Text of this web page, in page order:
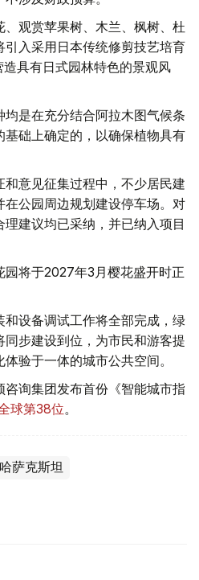
观赏苹果树、木兰、枫树、杜
入采用日本传统修剪技艺培育
具有日式园林特色的景观风
是在充分结合阿拉木图气候条
础上确定的，以确保植物具有
意见征集过程中，不少居民建
公园周边规划建设停车场。对
建议均已采纳，并已纳入项目
将于2027年3月樱花盛开时正
设备调试工作将全部完成，绿
步建设到位，为市民和游客提
验于一体的城市公共空间。
询集团发布首份《智能城市指
球第38位。
哈萨克斯坦